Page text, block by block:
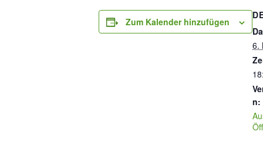
Zum Kalender hinzufügen
6.
n: